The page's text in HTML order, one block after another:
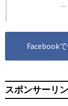
—
Facebook
スポンサーリ